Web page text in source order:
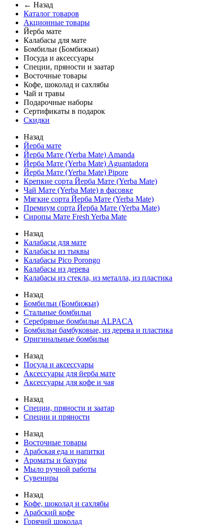
← Назад
Каталог товаров
Акционные товары
Йерба мате
Калабасы для мате
Бомбильи (Бомбижьи)
Посуда и аксессуары
Специи, пряности и заатар
Восточные товары
Кофе, шоколад и сахлябы
Чай и травы
Подарочные наборы
Сертификаты в подарок
Скидки
Назад
Йерба мате
Йерба Мате (Yerba Mate) Amanda
Йерба Мате (Yerba Mate) Aguantadora
Йерба Мате (Yerba Mate) Pipore
Крепкие сорта Йерба Мате (Yerba Mate)
Чай Мате (Yerba Mate) в фасовке
Мягкие сорта Йерба Мате (Yerba Mate)
Премиум сорта Йерба Мате (Yerba Mate)
Сиропы Мате Fresh Yerba Mate
Назад
Калабасы для мате
Калабасы из тыквы
Калабасы Pico Porongo
Калабасы из дерева
Калабасы из стекла, из металла, из пластика
Назад
Бомбильи (Бомбижьи)
Стальные бомбильи
Серебряные бомбильи ALPACA
Бомбильи бамбуковые, из дерева и пластика
Оригинальные бомбильи
Назад
Посуда и аксессуары
Аксессуары для йерба мате
Аксессуары для кофе и чая
Назад
Специи, пряности и заатар
Специи и пряности
Назад
Восточные товары
Арабская еда и напитки
Ароматы и бахуры
Мыло ручной работы
Сувениры
Назад
Кофе, шоколад и сахлябы
Арабский кофе
Горячий шоколад